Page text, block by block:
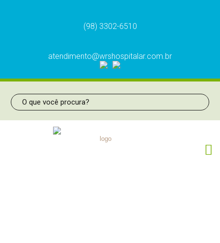
(98) 3302-6510
atendimento@wrshospitalar.com.br